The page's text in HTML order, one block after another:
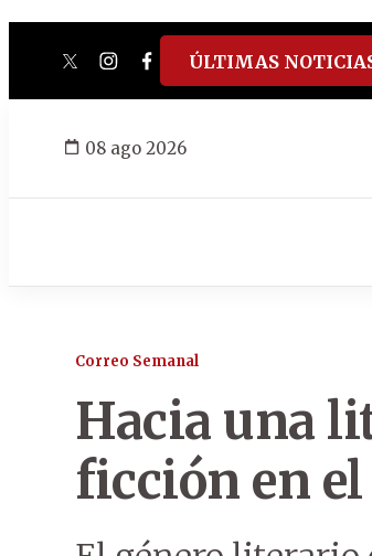
twitterinstagram
facebook
tiktokyoutube
spotify
ÚLTIMAS
08 ago 2026
Correo Semanal
Hacia una
ficción en